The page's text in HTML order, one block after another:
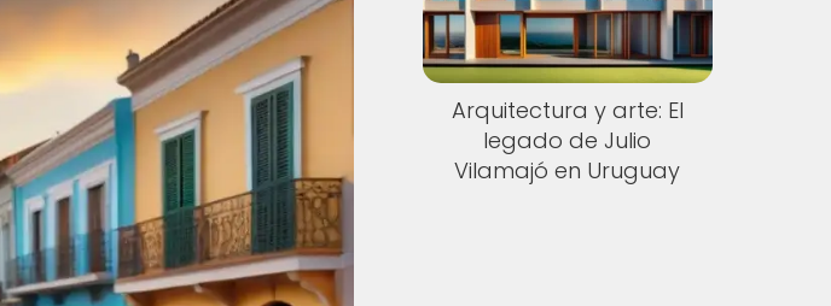
Arquitectura y arte: El
legado de Julio
Vilamajó en Uruguay